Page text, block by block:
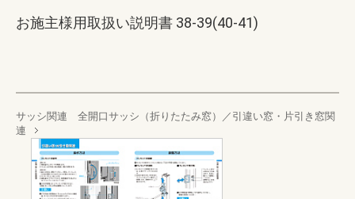
お施主様用取扱い説明書 38-39(40-41)
サッシ関連 全開口サッシ（折りたたみ窓）／引違い窓・片引き窓関
連